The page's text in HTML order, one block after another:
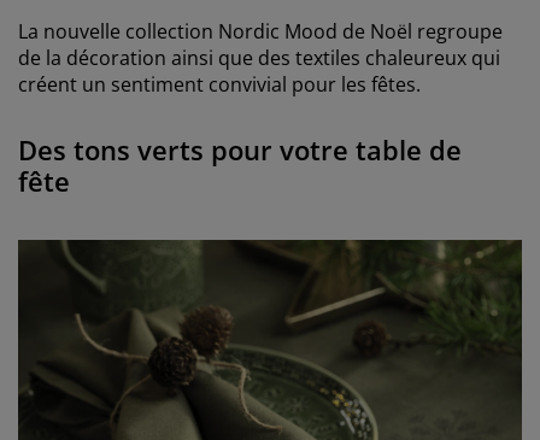
La nouvelle collection Nordic Mood de Noël regroupe
de la décoration ainsi que des textiles chaleureux qui
créent un sentiment convivial pour les fêtes.
Des tons verts pour votre table de
fête